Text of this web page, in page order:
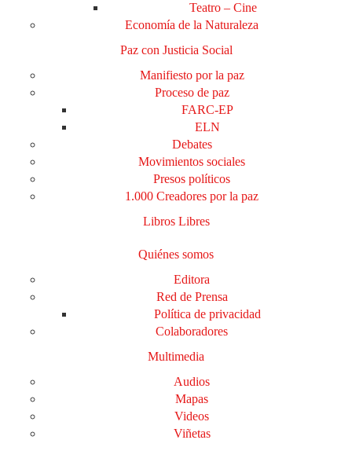
Teatro – Cine
Economía de la Naturaleza
Paz con Justicia Social
Manifiesto por la paz
Proceso de paz
FARC-EP
ELN
Debates
Movimientos sociales
Presos políticos
1.000 Creadores por la paz
Libros Libres
Quiénes somos
Editora
Red de Prensa
Política de privacidad
Colaboradores
Multimedia
Audios
Mapas
Videos
Viñetas